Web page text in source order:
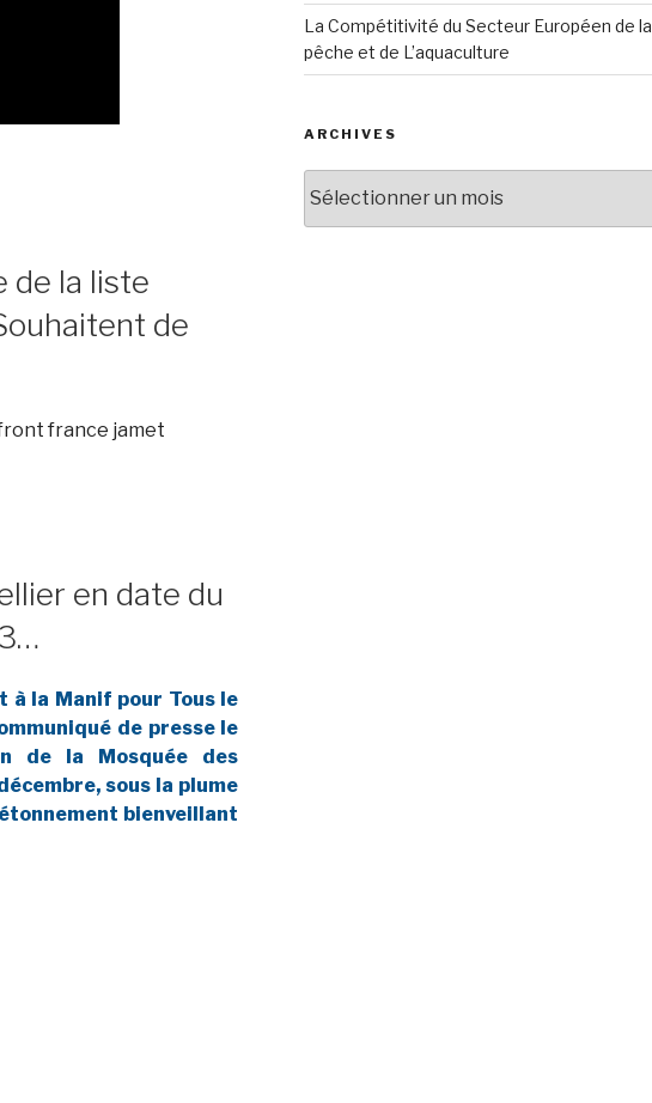
de la liste
de
en date du
à la Manif pour Tous le
de presse le
de la Mosquée des
sous la plume
bienveillant
La Compétitivité du Secteur Européen de la
pêche et de L’aquaculture
ARCHIVES